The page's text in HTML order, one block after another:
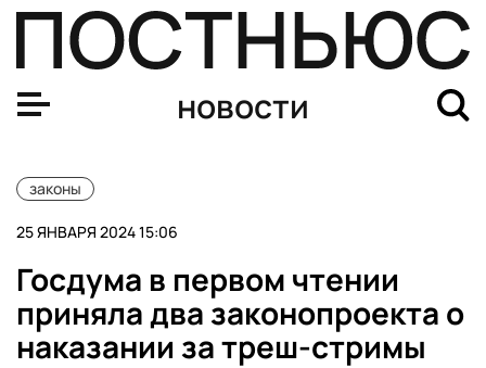
новости
законы
25 ЯНВАРЯ 2024 15:06
Госдума в первом чтении
приняла два законопроекта о
наказании за треш-стримы
В Думу внесли проект закона о конфискации